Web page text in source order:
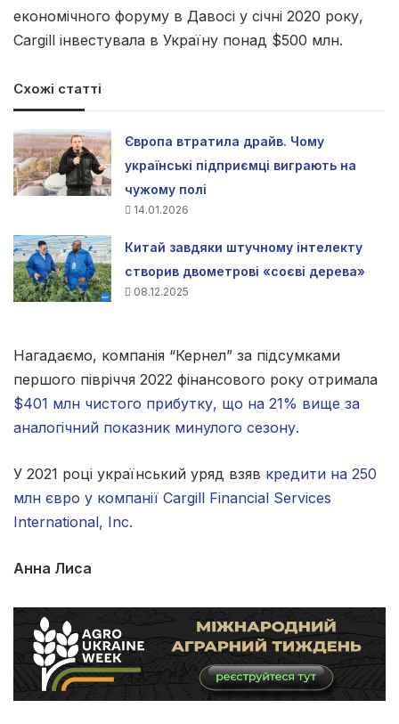
економічного форуму в Давосі у січні 2020 року,
Cargill інвестувала в Україну понад $500 млн.
Схожі статті
Європа втратила драйв. Чому
українські підприємці виграють на
чужому полі
14.01.2026
Китай завдяки штучному інтелекту
створив двометрові «соєві дерева»
08.12.2025
Нагадаємо, компанія “Кернел” за підсумками
першого півріччя 2022 фінансового року отримала
$401 млн чистого прибутку, що на 21% вище за
аналогічний показник минулого сезону.
У 2021 році український уряд взяв кредити на 250
млн євро у компанії Cargill Financial Services
International, Inc.
Анна Лиса